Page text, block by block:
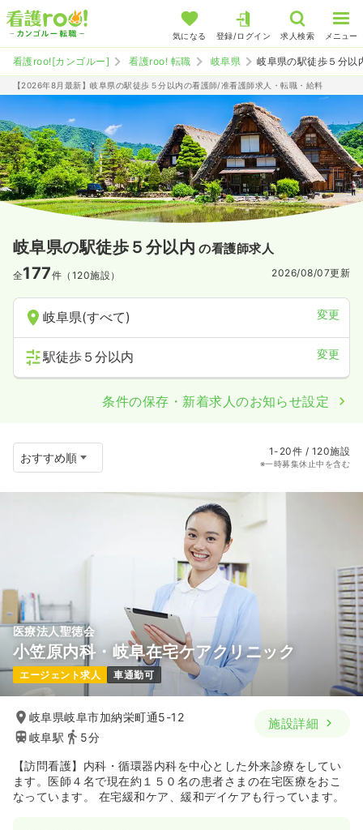
気になる 登録/ログイン 求人検索 メニュー
看護roo![カンゴルー] 看護roo! 転職 岐阜県 岐阜県の駅徒歩５分以
【2026年8月最新】岐阜県の駅徒歩５分以内の看護師/准看護師求人・転職・給料
岐阜県の駅徒歩５分以内 の看護師求人
全177件（120施設） 2026/08/07更新
岐阜県(すべて) 変更
駅徒歩５分以内 変更
条件の保存・新着求人のお知らせ設定
1-20件 / 120施設
※一時募集休止中を含む
医療法人聖徳会
小笠原内科・岐阜在宅ケアクリニック
エージェント求人 車通勤可
岐阜県岐阜市加納栄町通5-12
岐阜駅
5分
施設詳細
【訪問看護】内科・循環器内科を中心とした外来診療をしてい
ます。医師４名で現在約１５０名の患者さまの在宅医療をおこ
なっています。 在宅緩和ケア、緩和デイケアも行っています。